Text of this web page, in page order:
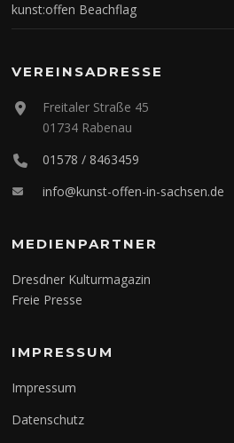
kunst:offen Beachflag
VEREINSADRESSE
Freitaler Straße 45
01734 Rabenau
01578 / 8463459
info@kunst-offen-in-sachsen.de
MEDIENPARTNER
Dresdner Kulturmagazin
Freie Presse
IMPRESSUM
Impressum
Datenschutz